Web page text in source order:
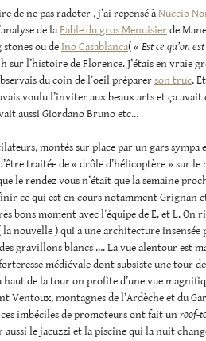
de ne pas radoter , j’ai repensé àNuccio
de laFable du gros Menuisierde
ou deIno Casablanca( « Est ce qu’on
sur l’histoire de Florence. J’étais en vraie
du coin de l’oeil préparerson truc.
voulu l’inviter aux beaux arts et ça avait
aussi Giordano Bruno etc…
montés sur place par un gars sympa
traitée de « drôle d’hélicoptère » sur
le rendez vous n’était que la semaine
ce qui est en cours notamment Grignan
bons moment avec l’équipe de E. et L. On
nouvelle ) qui a une architecture insensée
gravillons blancs …. La vue alentour est
médiévale dont subsiste une tour
de la tour on profite d’une vue
Ventoux, montagnes de l’Ardèche et du
imbéciles de promoteurs ont fait unroof-
le jacuzzi et la piscine qui la nuit